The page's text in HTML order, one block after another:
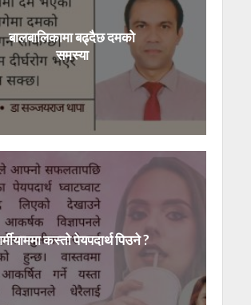
बालबालिकामा बढ्दैछ दमको
समस्या
कस्तो पेयपदार्थ पिउने ?